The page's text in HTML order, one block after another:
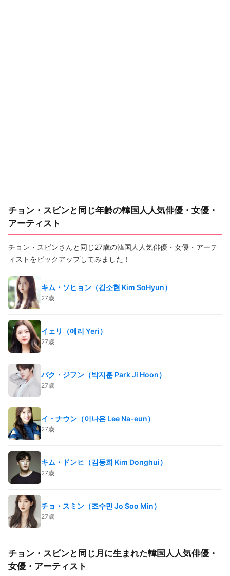
チョン・スビンと同じ年齢の韓国人人気俳優・女優・
アーティスト
チョン・スビンさんと同じ27歳の韓国人人気俳優・女優・アーテ
ィストをピックアップしてみました！
キム・ソヒョン（김소현 Kim SoHyun）
27歳
イェリ（예리 Yeri）
27歳
パク・ジフン（박지훈 Park Ji Hoon）
27歳
イ・ナウン（이나은 Lee Na-eun）
27歳
キム・ドンヒ（김동희 Kim Donghui）
27歳
チョ・スミン（조수민 Jo Soo Min）
27歳
チョン・スビンと同じ月に生まれた韓国人人気俳優・
女優・アーティスト